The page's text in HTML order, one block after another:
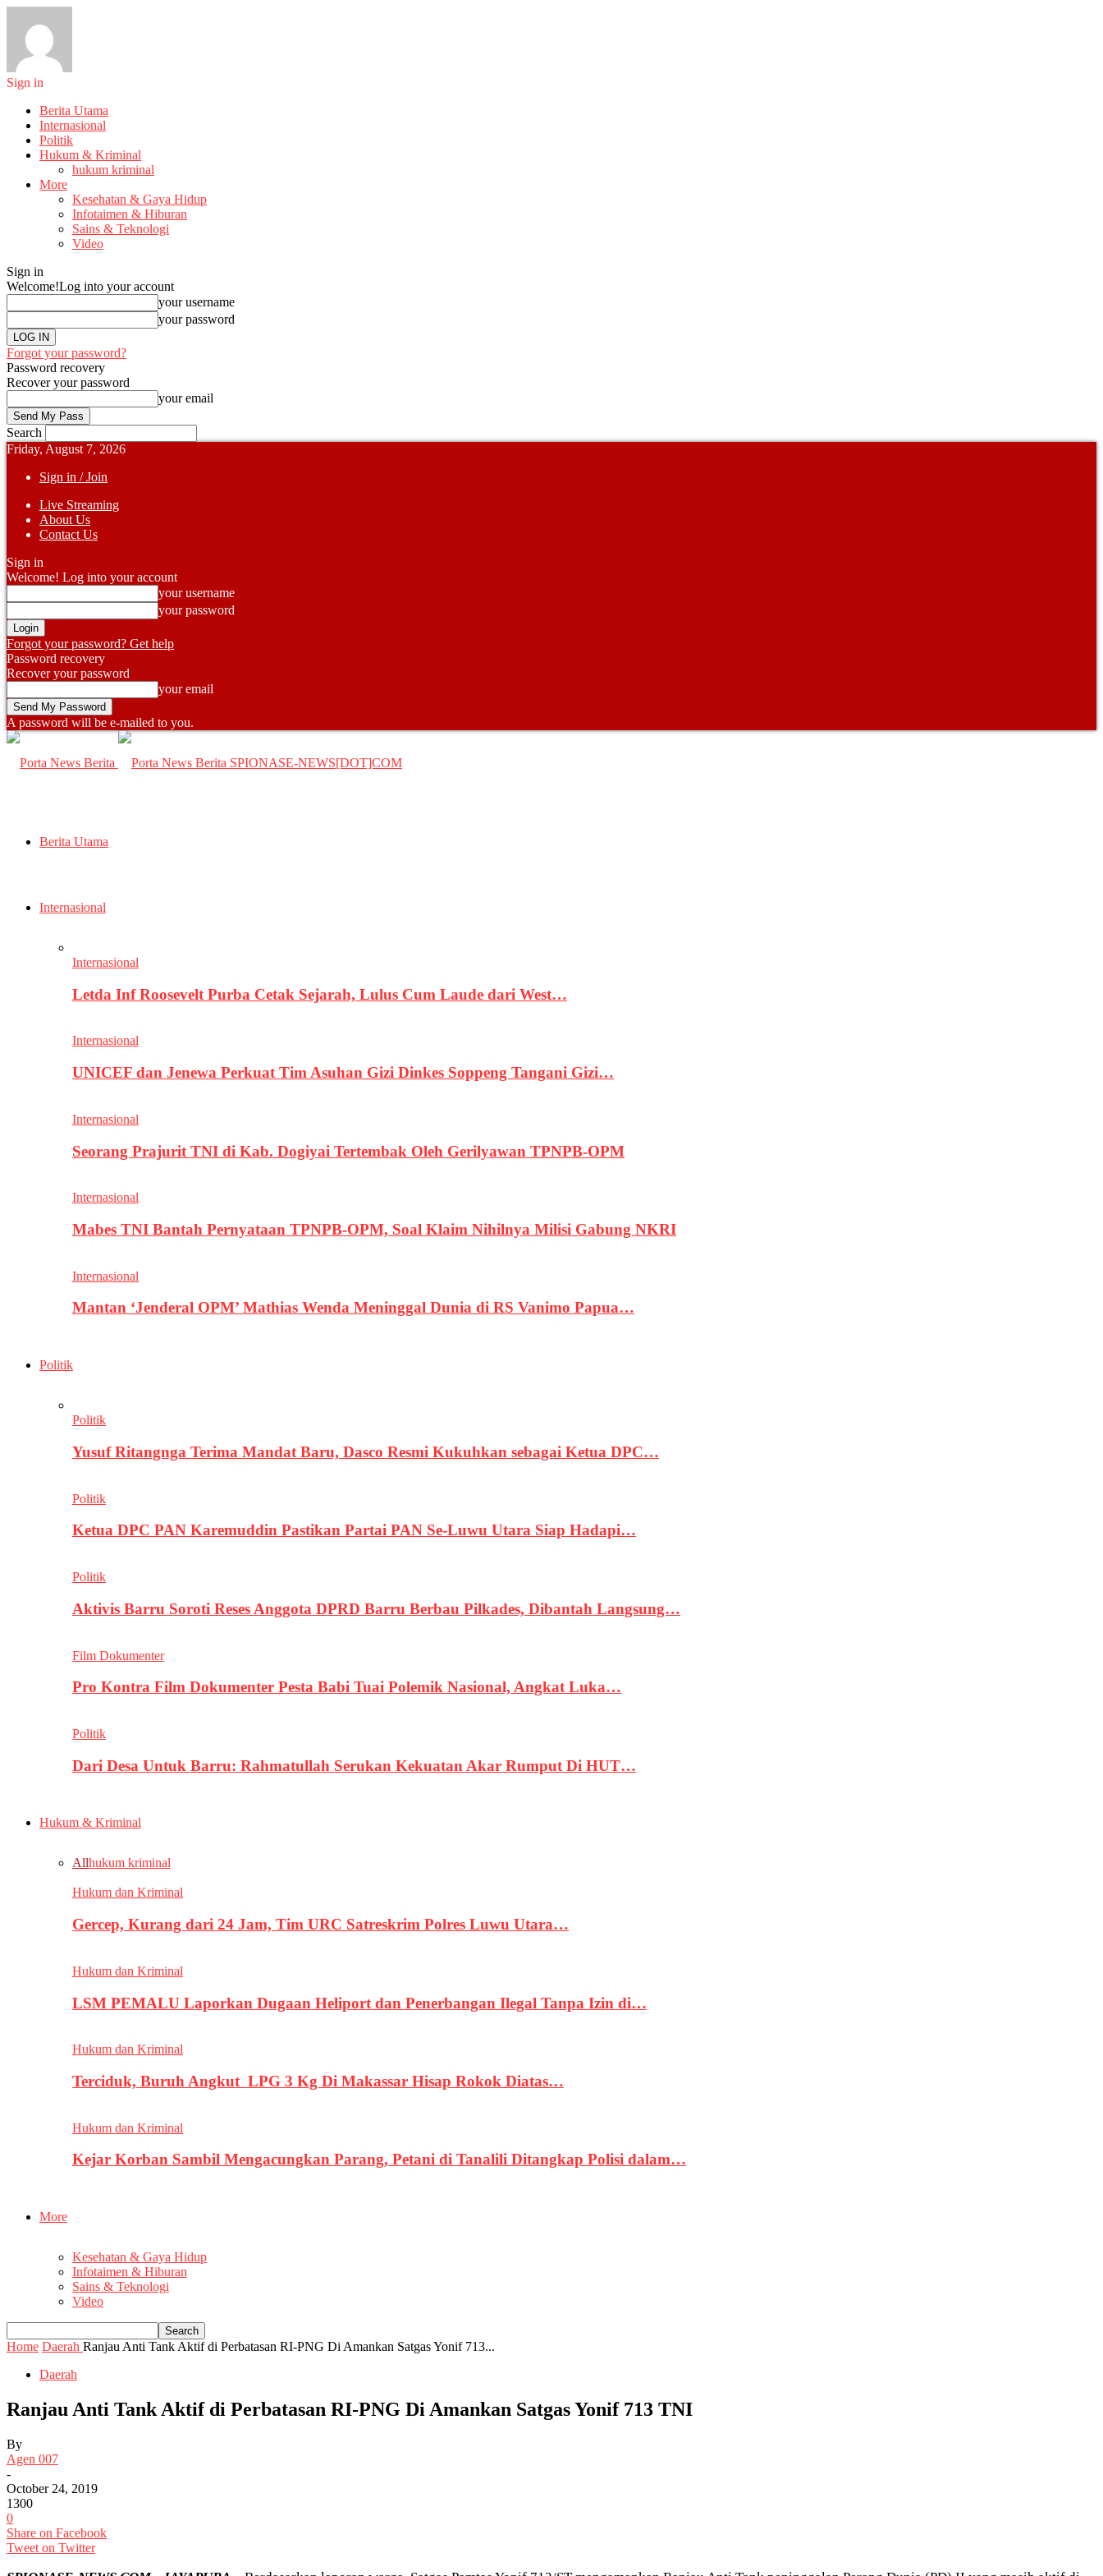
Sign in
Berita Utama
Internasional
Politik
Hukum & Kriminal
hukum kriminal
More
Kesehatan & Gaya Hidup
Infotaimen & Hiburan
Sains & Teknologi
Video
Sign in
Welcome!Log into your account
your username
your password
Forgot your password?
Password recovery
Recover your password
your email
Search
Friday, August 7, 2026
Sign in / Join
Live Streaming
About Us
Contact Us
Sign in
Welcome! Log into your account
your username
your password
Forgot your password? Get help
Password recovery
Recover your password
your email
A password will be e-mailed to you.
SPIONASE-NEWS[DOT]COM
Berita Utama
Internasional
Internasional
Letda Inf Roosevelt Purba Cetak Sejarah, Lulus Cum Laude dari West…
Internasional
UNICEF dan Jenewa Perkuat Tim Asuhan Gizi Dinkes Soppeng Tangani Gizi…
Internasional
Seorang Prajurit TNI di Kab. Dogiyai Tertembak Oleh Gerilyawan TPNPB-OPM
Internasional
Mabes TNI Bantah Pernyataan TPNPB-OPM, Soal Klaim Nihilnya Milisi Gabung NKRI
Internasional
Mantan ‘Jenderal OPM’ Mathias Wenda Meninggal Dunia di RS Vanimo Papua…
Politik
Politik
Yusuf Ritangnga Terima Mandat Baru, Dasco Resmi Kukuhkan sebagai Ketua DPC…
Politik
Ketua DPC PAN Karemuddin Pastikan Partai PAN Se-Luwu Utara Siap Hadapi…
Politik
Aktivis Barru Soroti Reses Anggota DPRD Barru Berbau Pilkades, Dibantah Langsung…
Film Dokumenter
Pro Kontra Film Dokumenter Pesta Babi Tuai Polemik Nasional, Angkat Luka…
Politik
Dari Desa Untuk Barru: Rahmatullah Serukan Kekuatan Akar Rumput Di HUT…
Hukum & Kriminal
Allhukum kriminal
Hukum dan Kriminal
Gercep, Kurang dari 24 Jam, Tim URC Satreskrim Polres Luwu Utara…
Hukum dan Kriminal
LSM PEMALU Laporkan Dugaan Heliport dan Penerbangan Ilegal Tanpa Izin di…
Hukum dan Kriminal
Terciduk, Buruh Angkut LPG 3 Kg Di Makassar Hisap Rokok Diatas…
Hukum dan Kriminal
Kejar Korban Sambil Mengacungkan Parang, Petani di Tanalili Ditangkap Polisi dalam…
More
Kesehatan & Gaya Hidup
Infotaimen & Hiburan
Sains & Teknologi
Video
Home Daerah Ranjau Anti Tank Aktif di Perbatasan RI-PNG Di Amankan Satgas Yonif 713...
Daerah
Ranjau Anti Tank Aktif di Perbatasan RI-PNG Di Amankan Satgas Yonif 713 TNI
By
Agen 007
-
October 24, 2019
1300
0
Share on Facebook
Tweet on Twitter